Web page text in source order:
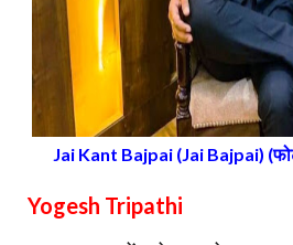
Jai Kant Bajpai (Jai Bajpai)
Yogesh Tripathi